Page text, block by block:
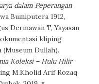
dalam Peperangan
Bumiputera 1912,
Dermawan T, Yayasan
kliping
(Museum Dullah).
Koleksi – Hulu Hilir
M.Kholid Arif Rozaq